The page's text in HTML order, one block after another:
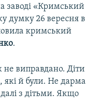
заводі «Кримський
думку 26 вересня в
кримський
.
не виправдано. Діти
які й були. Не дарма
з дітьми. Якщо